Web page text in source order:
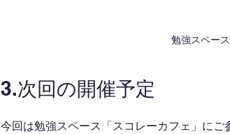
勉強スペー
3.次回の開催予定
今回は勉強スペース「スコレーカフェ」にご